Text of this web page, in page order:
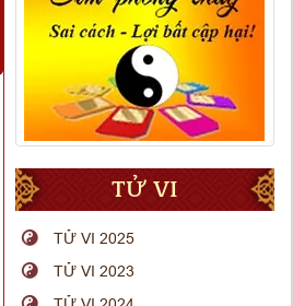
TỬ VI
TỬ VI 2025
TỬ VI 2023